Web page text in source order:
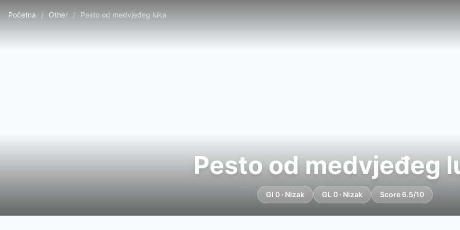
Početna / Other / Pesto od medvjeđeg luka
Pesto od medvjeđeg
GI 0 · Nizak GL 0 · Nizak Score 6.5/10